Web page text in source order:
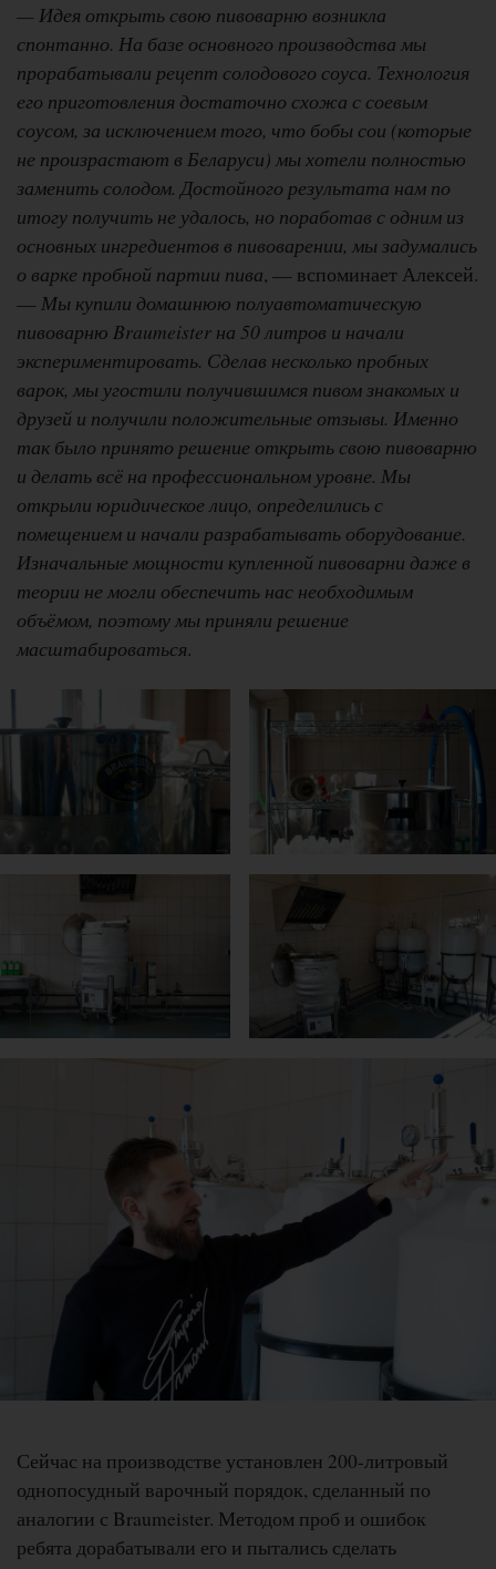
— Идея открыть свою пивоварню возникла
спонтанно. На базе основного производства мы
прорабатывали рецепт солодового соуса. Технология
его приготовления достаточно схожа с соевым
соусом, за исключением того, что бобы сои (которые
не произрастают в Беларуси) мы хотели полностью
заменить солодом. Достойного результата нам по
итогу получить не удалось, но поработав с одним из
основных ингредиентов в пивоварении, мы задумались
о варке пробной партии пива, — вспоминает Алексей.
— Мы купили домашнюю полуавтоматическую
пивоварню Braumeister на 50 литров и начали
экспериментировать. Сделав несколько пробных
варок, мы угостили получившимся пивом знакомых и
друзей и получили положительные отзывы. Именно
так было принято решение открыть свою пивоварню
и делать всё на профессиональном уровне. Мы
открыли юридическое лицо, определились с
помещением и начали разрабатывать оборудование.
Изначальные мощности купленной пивоварни даже в
теории не могли обеспечить нас необходимым
объёмом, поэтому мы приняли решение
масштабироваться.
Сейчас на производстве установлен 200-литровый
однопосудный варочный порядок, сделанный по
аналогии с Braumeister. Методом проб и ошибок
ребята дорабатывали его и пытались сделать